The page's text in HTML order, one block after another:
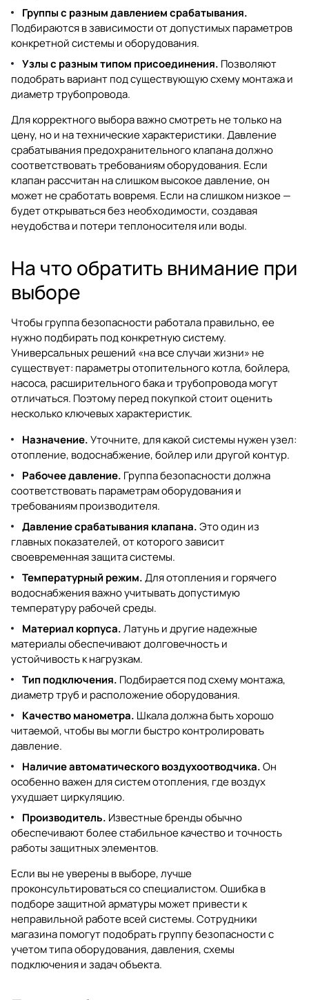
Группы с разным давлением срабатывания.
Подбираются в зависимости от допустимых параметров
конкретной системы и оборудования.
Узлы с разным типом присоединения. Позволяют
подобрать вариант под существующую схему монтажа и
диаметр трубопровода.
Для корректного выбора важно смотреть не только на
цену, но и на технические характеристики. Давление
срабатывания предохранительного клапана должно
соответствовать требованиям оборудования. Если
клапан рассчитан на слишком высокое давление, он
может не сработать вовремя. Если на слишком низкое —
будет открываться без необходимости, создавая
неудобства и потери теплоносителя или воды.
На что обратить внимание при
выборе
Чтобы группа безопасности работала правильно, ее
нужно подбирать под конкретную систему.
Универсальных решений «на все случаи жизни» не
существует: параметры отопительного котла, бойлера,
насоса, расширительного бака и трубопровода могут
отличаться. Поэтому перед покупкой стоит оценить
несколько ключевых характеристик.
Назначение.Уточните, для какой системы нужен узел:
отопление, водоснабжение, бойлер или другой контур.
Рабочее давление. Группа безопасности должна
соответствовать параметрам оборудования и
требованиям производителя.
Давление срабатывания клапана.Это один из
главных показателей, от которого зависит
своевременная защита системы.
Температурный режим.Для отопления и горячего
водоснабжения важно учитывать допустимую
температуру рабочей среды.
Материал корпуса.Латунь и другие надежные
материалы обеспечивают долговечность и
устойчивость к нагрузкам.
Тип подключения. Подбирается под схему монтажа,
диаметр труб и расположение оборудования.
Качество манометра. Шкала должна быть хорошо
читаемой, чтобы вы могли быстро контролировать
давление.
Наличие автоматического воздухоотводчика.Он
особенно важен для систем отопления, где воздух
ухудшает циркуляцию.
Производитель. Известные бренды обычно
обеспечивают более стабильное качество и точность
работы защитных элементов.
Если вы не уверены в выборе, лучше
проконсультироваться со специалистом. Ошибка в
подборе защитной арматуры может привести к
неправильной работе всей системы. Сотрудники
магазина помогут подобрать группу безопасности с
учетом типа оборудования, давления, схемы
подключения и задач объекта.